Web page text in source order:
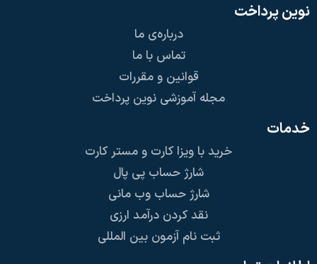
نوین پرداخت
درباره‌ی ما
تماس با ما
قوانین و مقررات
مجله آموزشی نوین پرداخت
خدمات
خرید با ویزا کارت و مستر کارت
شارژ حساب پی پال
شارژ حساب وب مانی
نقد کردن درآمد ارزی
ثبت نام آزمون بین المللی